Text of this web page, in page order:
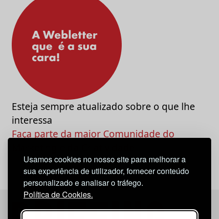
Usamos cookies no nosso site para melhorar a
sua experiência de utilizador, fornecer conteúdo
personalizado e analisar o tráfego.
Política de Cookies.
Esteja sempre atualizado sobre o que lhe
interessa
Faça parte da maior Comunidade do